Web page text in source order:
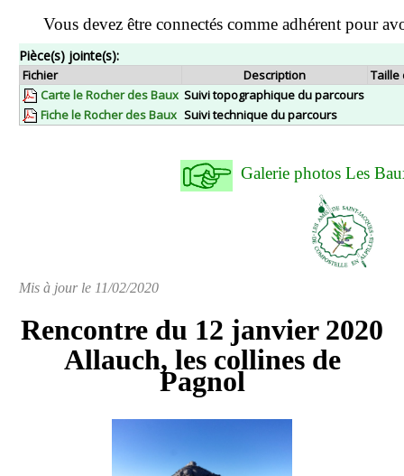
Vous devez être connectés comme adhérent pour
Pièce(s) jointe(s):
Fichier Description
Taille
Carte le Rocher des Baux Suivi topographique du parcours
Fiche le Rocher des Baux Suivi technique du parcours
Galerie photos Les
Mis à jour le 11/02/2020
Rencontre du 12 janvier 2020
Allauch, les collines de
Pagnol